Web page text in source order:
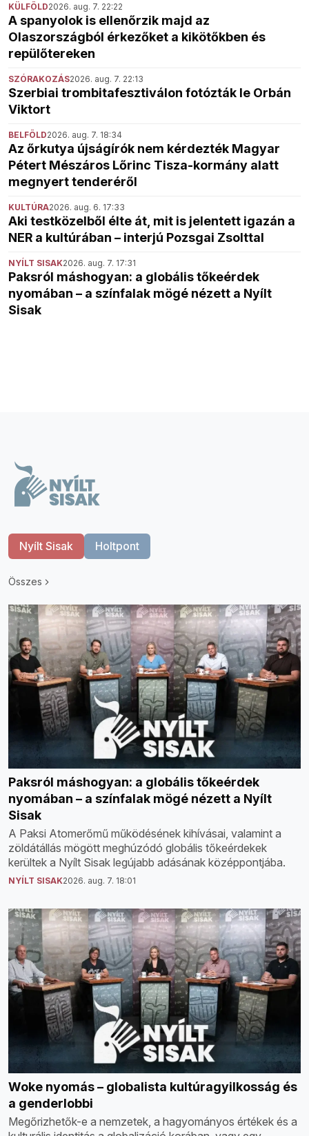
KÜLFÖLD2026. aug. 7. 22:22
A spanyolok is ellenőrzik majd az
Olaszországból érkezőket a kikötőkben és
repülőtereken
SZÓRAKOZÁS2026. aug. 7. 22:13
Szerbiai trombitafesztiválon fotózták le Orbán
Viktort
BELFÖLD2026. aug. 7. 18:34
Az őrkutya újságírók nem kérdezték Magyar
Pétert Mészáros Lőrinc Tisza-kormány alatt
megnyert tenderéről
KULTÚRA2026. aug. 6. 17:33
Aki testközelből élte át, mit is jelentett igazán a
NER a kultúrában – interjú Pozsgai Zsolttal
NYÍLT SISAK2026. aug. 7. 17:31
Paksról máshogyan: a globális tőkeérdek
nyomában – a színfalak mögé nézett a Nyílt
Sisak
Nyílt Sisak Holtpont
Összes
Paksról máshogyan: a globális tőkeérdek
nyomában – a színfalak mögé nézett a Nyílt
Sisak
A Paksi Atomerőmű működésének kihívásai, valamint a
zöldátállás mögött meghúzódó globális tőkeérdekek
kerültek a Nyílt Sisak legújabb adásának középpontjába.
NYÍLT SISAK2026. aug. 7. 18:01
Woke nyomás – globalista kultúragyilkosság és
a genderlobbi
Megőrizhetők-e a nemzetek, a hagyományos értékek és a